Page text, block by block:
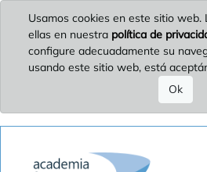
Usamos cookies en este sitio web.
ellas en nuestra política de
configure adecuadamente su
usando este sitio web, está
Ok